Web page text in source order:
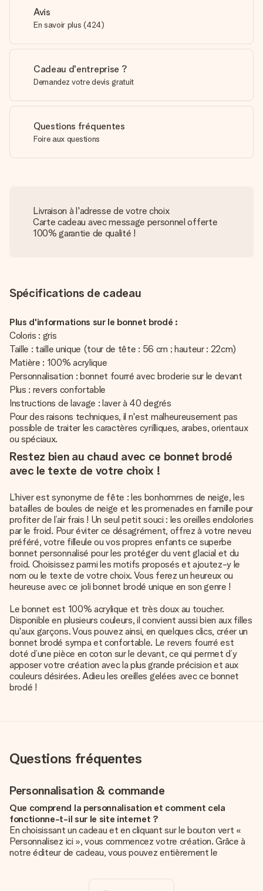
Avis
En savoir plus (424)
Cadeau d'entreprise ?
Demandez votre devis gratuit
Questions fréquentes
Foire aux questions
Livraison à l'adresse de votre choix
Carte cadeau avec message personnel offerte
100% garantie de qualité !
Spécifications de cadeau
Plus d'informations sur le bonnet brodé :
Coloris : gris
Taille : taille unique (tour de tête : 56 cm ; hauteur : 22cm)
Matière : 100% acrylique
Personnalisation : bonnet fourré avec broderie sur le devant
Plus : revers confortable
Instructions de lavage : laver à 40 degrés
Pour des raisons techniques, il n'est malheureusement pas
possible de traiter les caractères cyrilliques, arabes, orientaux
ou spéciaux.
Restez bien au chaud avec ce bonnet brodé
avec le texte de votre choix !
L’hiver est synonyme de fête : les bonhommes de neige, les
batailles de boules de neige et les promenades en famille pour
profiter de l’air frais ! Un seul petit souci : les oreilles endolories
par le froid. Pour éviter ce désagrément, offrez à votre neveu
préféré, votre filleule ou vos propres enfants ce superbe
bonnet personnalisé pour les protéger du vent glacial et du
froid. Choisissez parmi les motifs proposés et ajoutez-y le
nom ou le texte de votre choix. Vous ferez un heureux ou
heureuse avec ce joli bonnet brodé unique en son genre !
Le bonnet est 100% acrylique et très doux au toucher.
Disponible en plusieurs couleurs, il convient aussi bien aux filles
qu'aux garçons. Vous pouvez ainsi, en quelques clics, créer un
bonnet brodé sympa et confortable. Le revers fourré est
doté d’une pièce en coton sur le devant, ce qui permet d’y
apposer votre création avec la plus grande précision et aux
couleurs désirées. Adieu les oreilles gelées avec ce bonnet
brodé !
Questions fréquentes
Personnalisation & commande
Que comprend la personnalisation et comment cela
fonctionne-t-il sur le site internet ?
En choisissant un cadeau et en cliquant sur le bouton vert «
Personnalisez ici », vous commencez votre création. Grâce à
notre éditeur de cadeau, vous pouvez entièrement le
unique pour ajouter une touche finale à votre cadeau.